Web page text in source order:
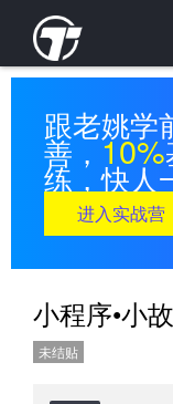
跟老姚学
善，10%
练，快人
进入实战营
小程序•小
未结贴